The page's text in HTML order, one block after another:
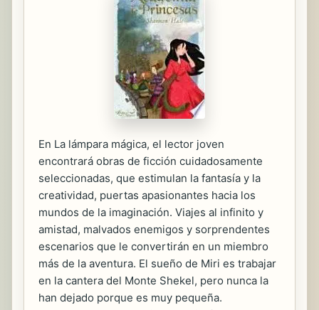
En La lámpara mágica, el lector joven
encontrará obras de ficción cuidadosamente
seleccionadas, que estimulan la fantasía y la
creatividad, puertas apasionantes hacia los
mundos de la imaginación. Viajes al infinito y
amistad, malvados enemigos y sorprendentes
escenarios que le convertirán en un miembro
más de la aventura. El sueño de Miri es trabajar
en la cantera del Monte Shekel, pero nunca la
han dejado porque es muy pequeña.